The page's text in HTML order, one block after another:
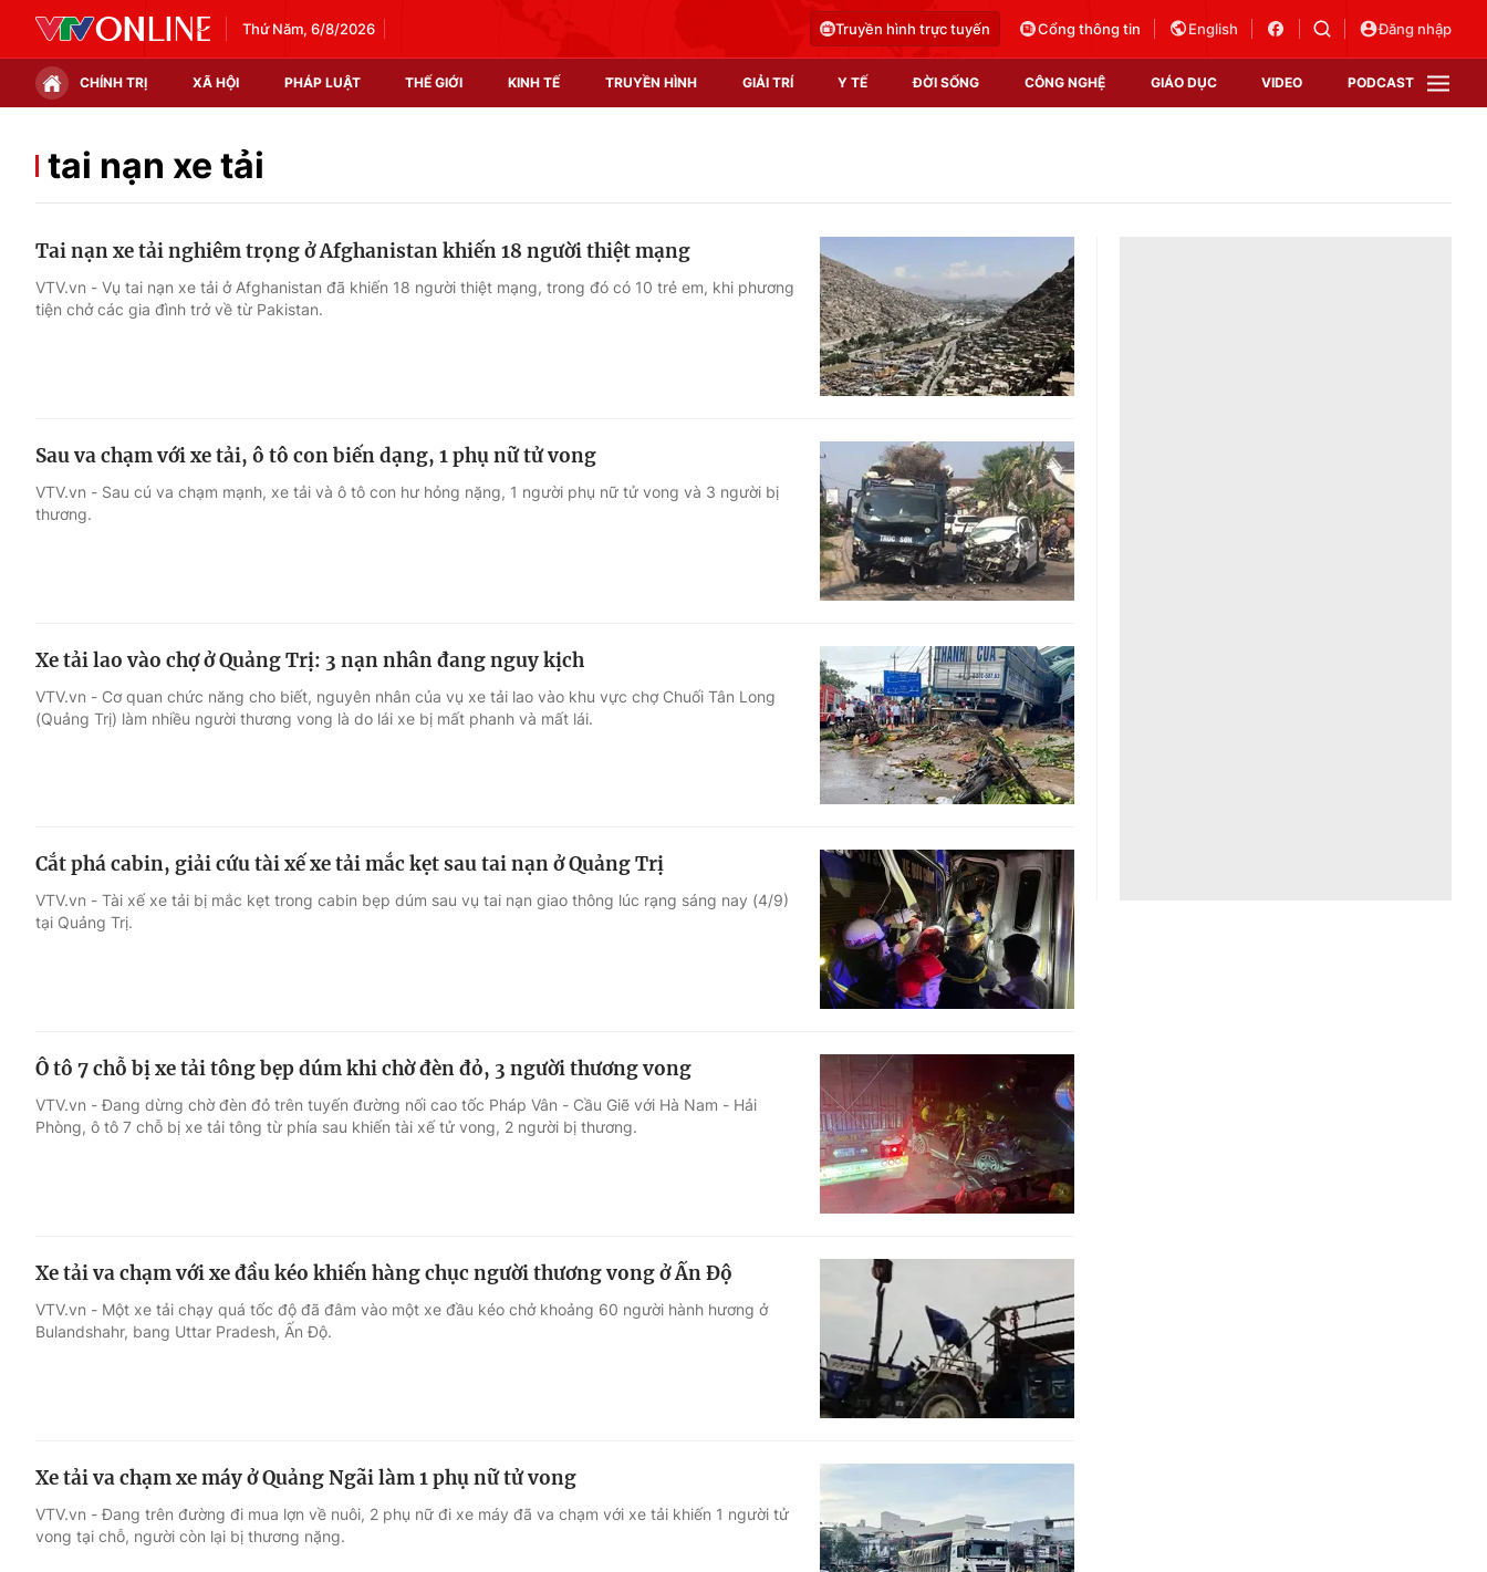
Thứ Năm, 6/8/2026 Truyền hình trực tuyến Cổng thông tin English Đăng nhập
CHÍNH TRỊ XÃ HỘI PHÁP LUẬT THẾ GIỚI KINH TẾ TRUYỀN HÌNH GIẢI TRÍ Y TẾ ĐỜI SỐNG CÔNG NGHỆ GIÁO DỤC VIDEO PODCAST
Chính trị
Thế giới đó đây
Thị trường
Video
Shorts video
Podcast
EMagazine
Photo
Infographic
Góc ảnh
Điện ảnh
Âm nhạc
Sao
Làm đẹp
Chất lượng cuộc sống
Học trực tuyến
Công nghệ
Hitech Công nghệ tương lai
Sản phẩm
Thị trường
Tư vấn
VTV Sức khoẻ
tai nạn xe tải
Tai nạn xe tải nghiêm trọng ở Afghanistan khiến 18 người thiệt mạng
VTV.vn - Vụ tai nạn xe tải ở Afghanistan đã khiến 18 người thiệt mạng, trong đó có 10 trẻ em, khi phương
tiện chở các gia đình trở về từ Pakistan.
Sau va chạm với xe tải, ô tô con biến dạng, 1 phụ nữ tử vong
VTV.vn - Sau cú va chạm mạnh, xe tải và ô tô con hư hỏng nặng, 1 người phụ nữ tử vong và 3 người bị
thương.
Xe tải lao vào chợ ở Quảng Trị: 3 nạn nhân đang nguy kịch
VTV.vn - Cơ quan chức năng cho biết, nguyên nhân của vụ xe tải lao vào khu vực chợ Chuối Tân Long
(Quảng Trị) làm nhiều người thương vong là do lái xe bị mất phanh và mất lái.
Cắt phá cabin, giải cứu tài xế xe tải mắc kẹt sau tai nạn ở Quảng Trị
VTV.vn - Tài xế xe tải bị mắc kẹt trong cabin bẹp dúm sau vụ tai nạn giao thông lúc rạng sáng nay (4/9)
tại Quảng Trị.
Ô tô 7 chỗ bị xe tải tông bẹp dúm khi chờ đèn đỏ, 3 người thương vong
VTV.vn - Đang dừng chờ đèn đỏ trên tuyến đường nối cao tốc Pháp Vân - Cầu Giẽ với Hà Nam - Hải
Phòng, ô tô 7 chỗ bị xe tải tông từ phía sau khiến tài xế tử vong, 2 người bị thương.
Xe tải va chạm với xe đầu kéo khiến hàng chục người thương vong ở Ấn Độ
VTV.vn - Một xe tải chạy quá tốc độ đã đâm vào một xe đầu kéo chở khoảng 60 người hành hương ở
Bulandshahr, bang Uttar Pradesh, Ấn Độ.
Xe tải va chạm xe máy ở Quảng Ngãi làm 1 phụ nữ tử vong
VTV.vn - Đang trên đường đi mua lợn về nuôi, 2 phụ nữ đi xe máy đã va chạm với xe tải khiến 1 người tử
vong tại chỗ, người còn lại bị thương nặng.